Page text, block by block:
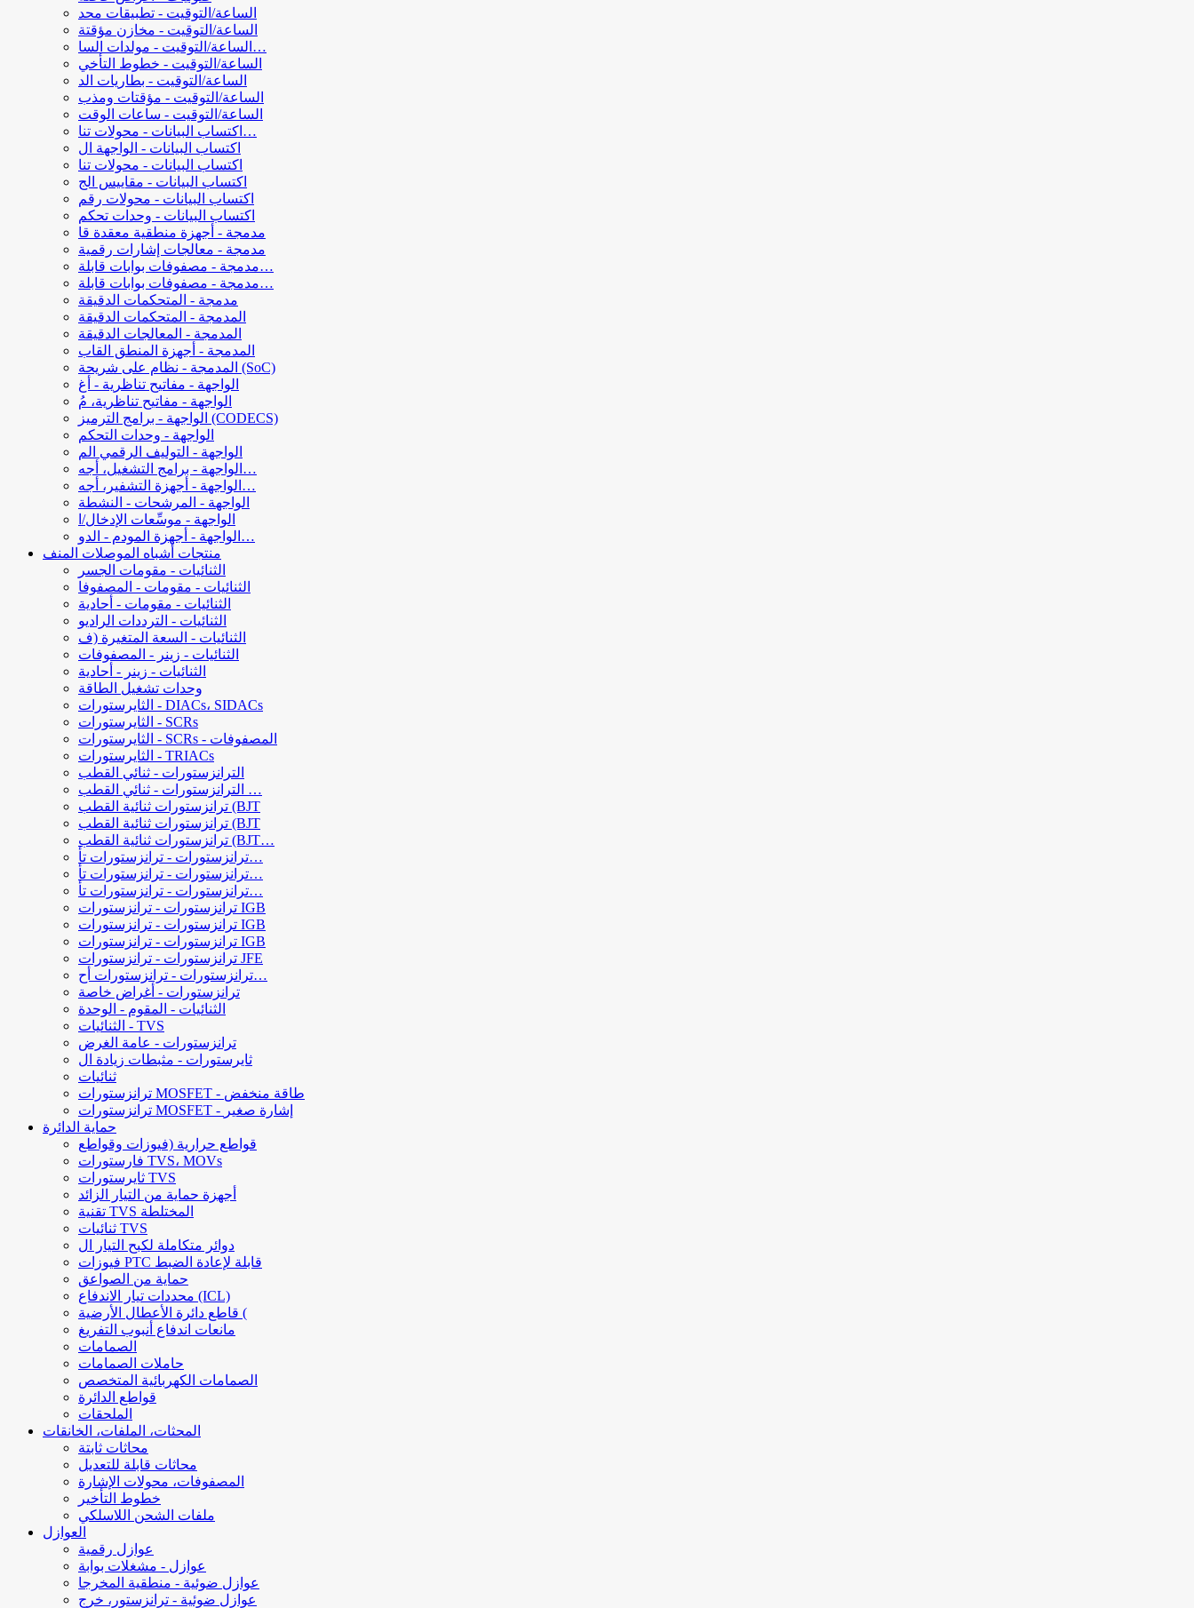
الساعة/التوقيت - تطبيقات محد
الساعة/التوقيت - مخازن مؤقتة
الساعة/التوقيت - مولدات السا…
الساعة/التوقيت - خطوط التأخي
الساعة/التوقيت - بطاريات الد
الساعة/التوقيت - مؤقتات ومذب
الساعة/التوقيت - ساعات الوقت
اكتساب البيانات - محولات تنا…
اكتساب البيانات - الواجهة ال
اكتساب البيانات - محولات تنا
اكتساب البيانات - مقاييس الج
اكتساب البيانات - محولات رقم
اكتساب البيانات - وحدات تحكم
مدمجة - أجهزة منطقية معقدة قا
مدمجة - معالجات إشارات رقمية
مدمجة - مصفوفات بوابات قابلة…
مدمجة - مصفوفات بوابات قابلة…
مدمجة - المتحكمات الدقيقة
المدمجة - المتحكمات الدقيقة
المدمجة - المعالجات الدقيقة
المدمجة - أجهزة المنطق القاب
المدمجة - نظام على شريحة (SoC)
الواجهة - مفاتيح تناظرية - أغ
الواجهة - مفاتيح تناظرية، مُ
الواجهة - برامج الترميز (CODECS)
الواجهة - وحدات التحكم
الواجهة - التوليف الرقمي الم
الواجهة - برامج التشغيل، أجه…
الواجهة - أجهزة التشفير، أجه…
الواجهة - المرشحات - النشطة
الواجهة - موسِّعات الإدخال/ا
الواجهة - أجهزة المودم - الدو…
منتجات أشباه الموصلات المنف
الثنائيات - مقومات الجسر
الثنائيات - مقومات - المصفوفا
الثنائيات - مقومات - أحادية
الثنائيات - الترددات الراديو
الثنائيات - السعة المتغيرة (ف
الثنائيات - زينر - المصفوفات
الثنائيات - زينر - أحادية
وحدات تشغيل الطاقة
الثايرستورات - DIACs، SIDACs
الثايرستورات - SCRs
الثايرستورات - SCRs - المصفوفات
الثايرستورات - TRIACs
الترانزستورات - ثنائي القطب
الترانزستورات - ثنائي القطب …
ترانزستورات ثنائية القطب (BJT
ترانزستورات ثنائية القطب (BJT
ترانزستورات ثنائية القطب (BJT…
ترانزستورات - ترانزستورات تأ…
ترانزستورات - ترانزستورات تأ…
ترانزستورات - ترانزستورات تأ…
ترانزستورات - ترانزستورات IGB
ترانزستورات - ترانزستورات IGB
ترانزستورات - ترانزستورات IGB
ترانزستورات - ترانزستورات JFE
ترانزستورات - ترانزستورات أح…
ترانزستورات - أغراض خاصة
الثنائيات - المقوم - الوحدة
الثنائيات - TVS
ترانزستورات - عامة الغرض
ثايرستورات - مثبطات زيادة ال
ثنائيات
ترانزستورات MOSFET - طاقة منخفض
ترانزستورات MOSFET - إشارة صغير
حماية الدائرة
قواطع حرارية (فيوزات وقواطع
فارستورات TVS، MOVs
ثايرستورات TVS
أجهزة حماية من التيار الزائد
تقنية TVS المختلطة
ثنائيات TVS
دوائر متكاملة لكبح التيار ال
فيوزات PTC قابلة لإعادة الضبط
حماية من الصواعق
محددات تيار الاندفاع (ICL)
قاطع دائرة الأعطال الأرضية (
مانعات اندفاع أنبوب التفريغ
الصمامات
حاملات الصمامات
الصمامات الكهربائية المتخصص
قواطع الدائرة
الملحقات
المحثات، الملفات، الخانقات
محاثات ثابتة
محاثات قابلة للتعديل
المصفوفات، محولات الإشارة
خطوط التأخير
ملفات الشحن اللاسلكي
العوازل
عوازل رقمية
عوازل - مشغلات بوابة
عوازل ضوئية - منطقية المخرجا
عوازل ضوئية - ترانزستور، خرج